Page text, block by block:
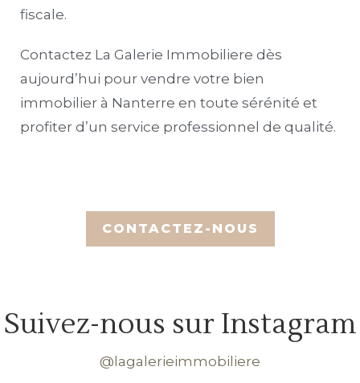
fiscale.
Contactez La Galerie Immobiliere dès
aujourd’hui pour vendre votre bien
immobilier à Nanterre en toute sérénité et
profiter d’un service professionnel de qualité.
Suivez-nous sur Instagram
@lagalerieimmobiliere